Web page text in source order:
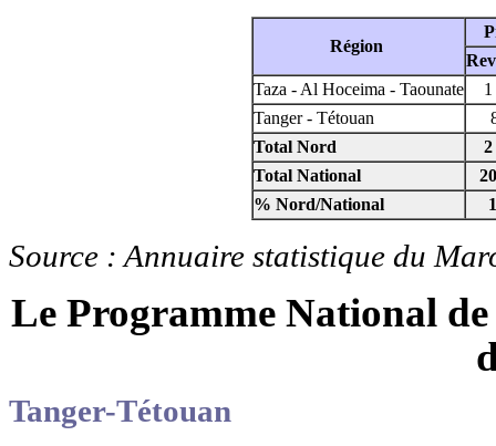
Région
Taza - Al Hoceima - Taounate
Tanger - Tétouan
Total Nord
2
Total National
% Nord/National
Source : Annuaire statistique du
Le Programme National
Tanger-Tétouan